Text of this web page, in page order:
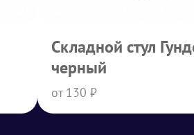
Складной стул
черный
от 130 ₽